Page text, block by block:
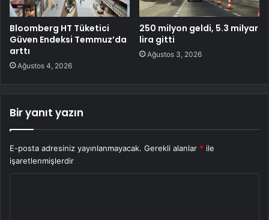
Bloomberg HT Tüketici
Güven Endeksi Temmuz’da
arttı
Ağustos 4, 2026
250 milyon geldi, 5.3 milyar
lira gitti
Ağustos 3, 2026
Bir yanıt yazın
E-posta adresiniz yayınlanmayacak. Gerekli alanlar * ile
işaretlenmişlerdir